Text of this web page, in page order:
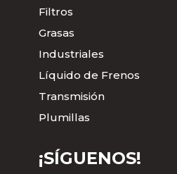
Filtros
Grasas
Industriales
Líquido de Frenos
Transmisión
Plumillas
¡SÍGUENOS!